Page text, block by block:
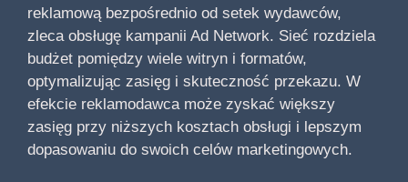
reklamową bezpośrednio od setek wydawców,
zleca obsługę kampanii Ad Network. Sieć rozdziela
budżet pomiędzy wiele witryn i formatów,
optymalizując zasięg i skuteczność przekazu. W
efekcie reklamodawca może zyskać większy
zasięg przy niższych kosztach obsługi i lepszym
dopasowaniu do swoich celów marketingowych.